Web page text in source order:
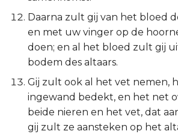
1 Johannes
2 Johannes
Judas
Openbaring
Daarna zult gij van het bloed
en met uw vinger op de
doen; en al het bloed zult gij
bodem des altaars.
Gij zult ook al het vet nemen,
ingewand bedekt, en het net
beide nieren en het vet, dat
gij zult ze aansteken op het